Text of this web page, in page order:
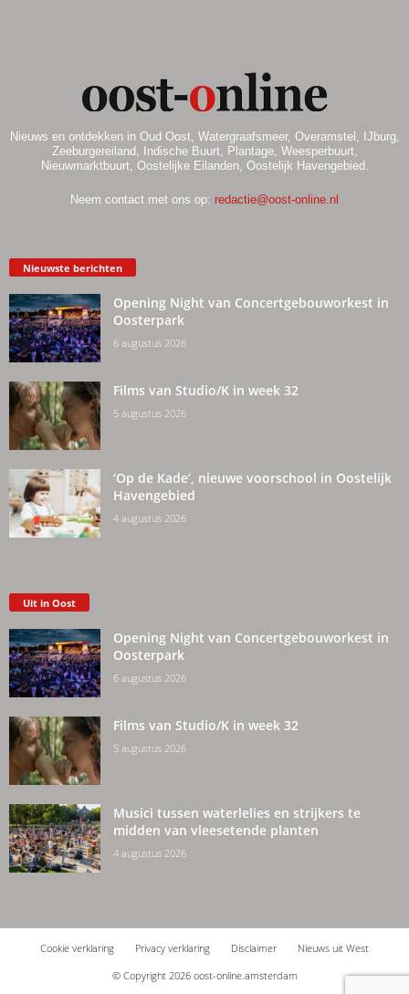
Nieuws en ontdekken in Oud Oost, Watergraafsmeer, Overamstel, IJburg,
Zeeburgereiland, Indische Buurt, Plantage, Weesperbuurt,
Nieuwmarktbuurt, Oostelijke Eilanden, Oostelijk Havengebied.
Neem contact met ons op: redactie@oost-online.nl
Nieuwste berichten
Opening Night van Concertgebouworkest in
Oosterpark
6 augustus 2026
Films van Studio/K in week 32
5 augustus 2026
‘Op de Kade’, nieuwe voorschool in Oostelijk
Havengebied
4 augustus 2026
Uit in Oost
Opening Night van Concertgebouworkest in
Oosterpark
6 augustus 2026
Films van Studio/K in week 32
5 augustus 2026
Musici tussen waterlelies en strijkers te
midden van vleesetende planten
4 augustus 2026
Cookie verklaring Privacy verklaring Disclaimer
Nieuws uit West
© Copyright 2026 oost-online.amsterdam